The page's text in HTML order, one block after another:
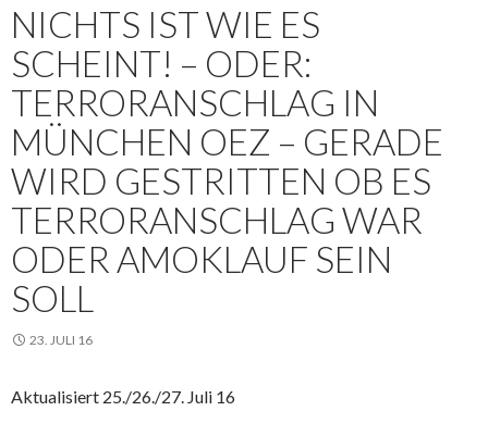
NICHTS IST WIE ES
SCHEINT! – ODER:
TERRORANSCHLAG IN
MÜNCHEN OEZ – GERADE
WIRD GESTRITTEN OB ES
TERRORANSCHLAG WAR
ODER AMOKLAUF SEIN
SOLL
23. JULI 16
Aktualisiert 25./26./27. Juli 16